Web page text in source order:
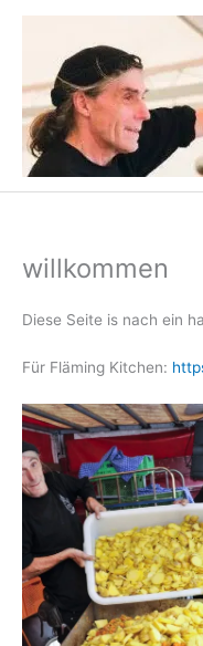
willkommen
Diese Seite is nach ein
Für Fläming Kitchen: